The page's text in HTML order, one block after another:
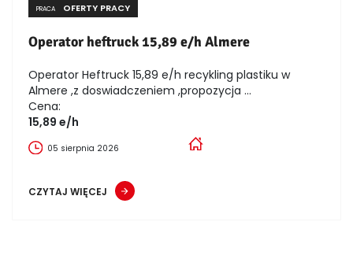
PRACA OFERTY PRACY
Operator heftruck 15,89 e/h Almere
Operator Heftruck 15,89 e/h recykling plastiku w
Almere ,z doswiadczeniem ,propozycja ...
Cena:
15,89 e/h
05 sierpnia 2026
CZYTAJ WIĘCEJ